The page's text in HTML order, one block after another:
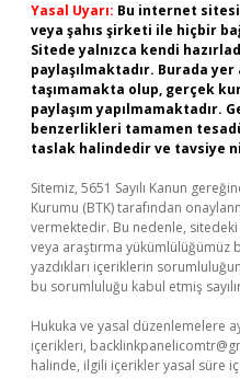
Yasal Uyarı: Bu internet
veya şahıs şirketi ile hiçbir
Sitede yalnızca kendi
paylaşılmaktadır. Burada
taşımamakta olup, gerçek
paylaşım yapılmamaktadır.
benzerlikleri tamamen
taslak halindedir ve tavsiye
Sitemiz, 5651 Sayılı Kanun
Kurumu (BTK) tarafından
vermektedir. Bu nedenle,
veya araştırma yükümlülüğümüz
yazdıkları içeriklerin
bu sorumluluğu kabul etmiş
Hukuka ve yasal düzenlemelere
içerikleri,
halinde, ilgili içerikler yasal süre